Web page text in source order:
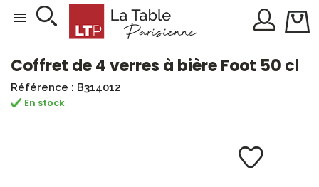

Coffret de 4 verres à bière Foot 50 cl
Référence : B314012
En stock